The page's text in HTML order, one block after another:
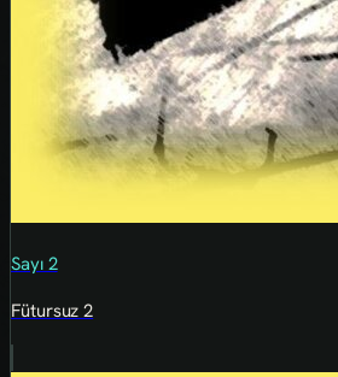
Sayı 2
Fütursuz 2